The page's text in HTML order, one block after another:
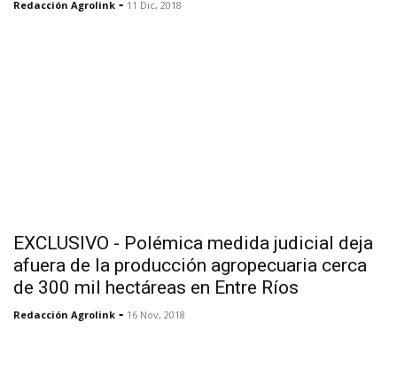
Redacción Agrolink - 11 Dic, 2018
EXCLUSIVO - Polémica medida judicial deja
afuera de la producción agropecuaria cerca
de 300 mil hectáreas en Entre Ríos
Redacción Agrolink - 16 Nov, 2018